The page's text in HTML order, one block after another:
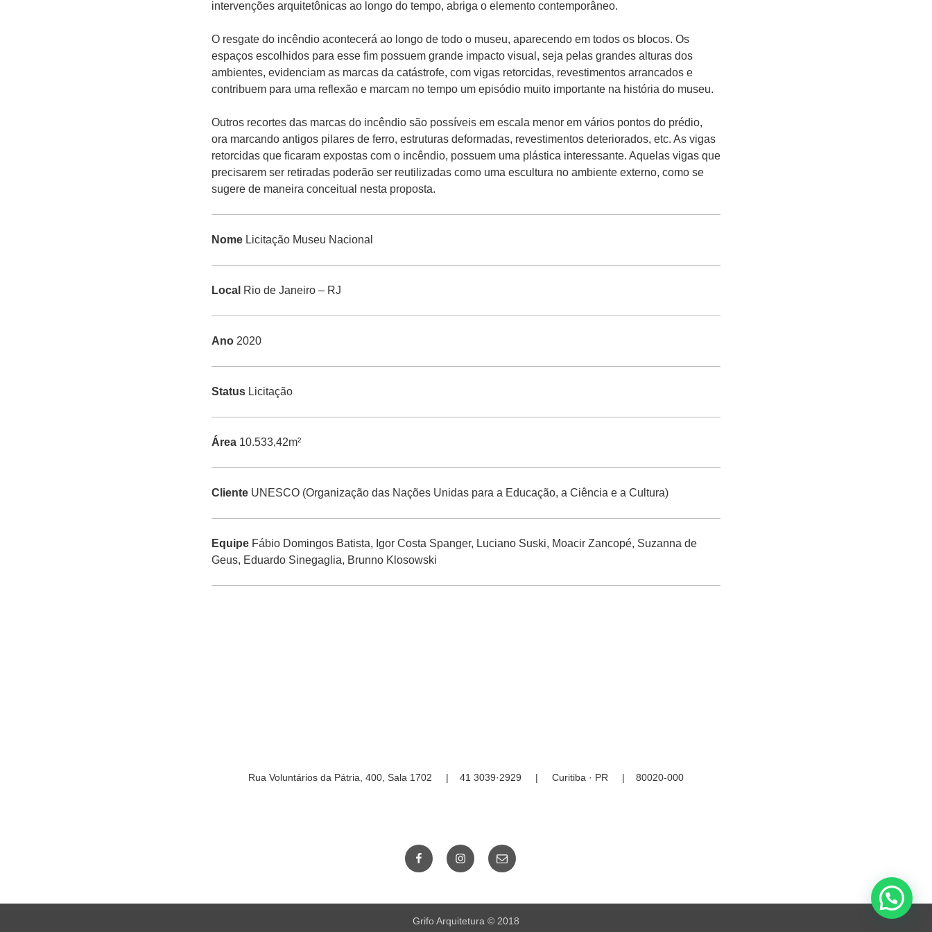
intervenções arquitetônicas ao longo do tempo, abriga o elemento contemporâneo.
O resgate do incêndio acontecerá ao longo de todo o museu, aparecendo em todos os blocos. Os
espaços escolhidos para esse fim possuem grande impacto visual, seja pelas grandes alturas dos
ambientes, evidenciam as marcas da catástrofe, com vigas retorcidas, revestimentos arrancados e
contribuem para uma reflexão e marcam no tempo um episódio muito importante na história do museu.
Outros recortes das marcas do incêndio são possíveis em escala menor em vários pontos do prédio,
ora marcando antigos pilares de ferro, estruturas deformadas, revestimentos deteriorados, etc. As vigas
retorcidas que ficaram expostas com o incêndio, possuem uma plástica interessante. Aquelas vigas que
precisarem ser retiradas poderão ser reutilizadas como uma escultura no ambiente externo, como se
sugere de maneira conceitual nesta proposta.
NomeLicitação Museu Nacional
Local Rio de Janeiro – RJ
Ano2020
StatusLicitação
Área 10.533,42m²
Cliente UNESCO (Organização das Nações Unidas para a Educação, a Ciência e a Cultura)
Equipe Fábio Domingos Batista, Igor Costa Spanger, Luciano Suski, Moacir Zancopé, Suzanna de
Geus, Eduardo Sinegaglia, Brunno Klosowski
Rua Voluntários da Pátria, 400, Sala 1702 | 41 3039·2929 | Curitiba · PR | 80020-000
FacebookInstagramEmail
Grifo Arquitetura © 2018